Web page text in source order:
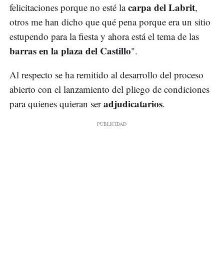
felicitaciones porque no esté lacarpa del Labrit,
otros me han dicho que qué pena porque era un sitio
estupendo para la fiesta y ahora está el tema de las
barras en la plaza del Castillo".
Al respecto se ha remitido al desarrollo del proceso
abierto con el lanzamiento del pliego de condiciones
para quienes quieran seradjudicatarios.